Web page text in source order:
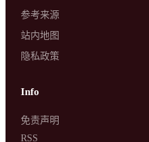
参考来源
站内地图
隐私政策
Info
免责声明
RSS